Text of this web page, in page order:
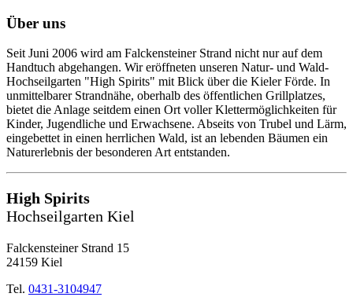
Über uns
Seit Juni 2006 wird am Falckensteiner Strand nicht nur auf dem
Handtuch abgehangen. Wir eröffneten unseren Natur- und Wald-
Hochseilgarten "High Spirits" mit Blick über die Kieler Förde. In
unmittelbarer Strandnähe, oberhalb des öffentlichen Grillplatzes,
bietet die Anlage seitdem einen Ort voller Klettermöglichkeiten für
Kinder, Jugendliche und Erwachsene. Abseits von Trubel und Lärm,
eingebettet in einen herrlichen Wald, ist an lebenden Bäumen ein
Naturerlebnis der besonderen Art entstanden.
High Spirits
Hochseilgarten Kiel
Falckensteiner Strand 15
24159 Kiel
Tel. 0431-3104947